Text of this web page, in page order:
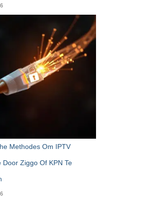
Methodes Om IPTV
Door Ziggo Of KPN Te